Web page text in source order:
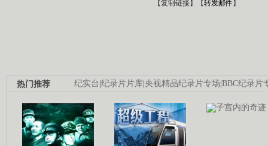
【复制链接】【转发邮件】
纪实台|纪录片片库|央视精品纪录片专场|BBC纪录片
热门推荐